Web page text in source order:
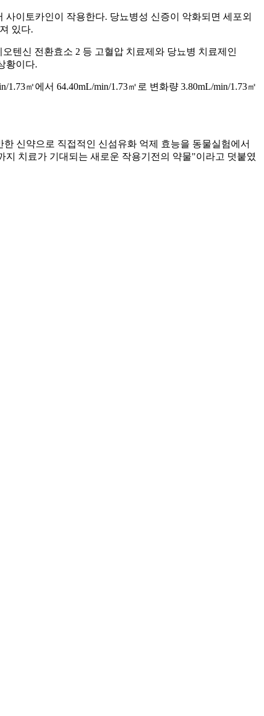
이토카인이 작용한다. 당뇨병성 신증이 악화되면 세포외
있다.
오텐신 전환효소 2 등 고혈압 치료제와 당뇨병 치료제인
황이다.
㎡에서 64.40mL/min/1.73㎡로 변화량 3.80mL/min/1.73㎡
신약으로 직접적인 신섬유화 억제 효능을 동물실험에서
지 치료가 기대되는 새로운 작용기전의 약물"이라고 덧붙였